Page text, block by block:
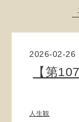
2026-02-26
【第
人生観